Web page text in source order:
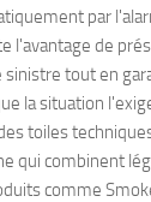
par
l'avantage de
sinistre tout en
la situation
toiles
qui combinent
comme